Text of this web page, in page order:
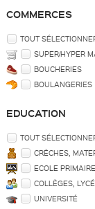
COMMERCES
TOUT
SUPER/HYPER
BOUCHERIES
BOULANGERIES
EDUCATION
TOUT
CRÈCHES,
ECOLE PRIMAIRE
COLLÈGES,
UNIVERSITÉ